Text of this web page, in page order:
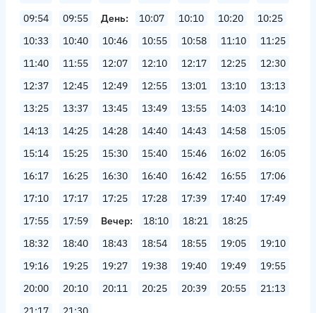
09:54
09:55 День 10:07 10:10 10:20
10:25
10:33
10:40 10:46 10:55 10:58 11:10
11:25
11:40
11:55 12:07 12:10 12:17 12:25
12:30
12:37
12:45 12:49 12:55 13:01 13:10
13:13
13:25
13:37 13:45 13:49 13:55 14:03
14:10
14:13
14:25 14:28 14:40 14:43 14:58
15:05
15:14
15:25 15:30 15:40 15:46 16:02
16:05
16:17
16:25 16:30 16:40 16:42 16:55
17:06
17:10
17:17 17:25 17:28 17:39 17:40
17:49
17:55
17:59 Вечер 18:10 18:21
18:25
18:32
18:40 18:43 18:54 18:55 19:05
19:10
19:16
19:25 19:27 19:38 19:40 19:49
19:55
20:00
20:10 20:11 20:25 20:39 20:55
21:13